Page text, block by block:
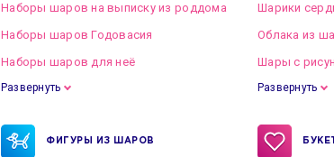
Наборы шаров на выписку из роддома
Наборы шаров Годовасия
Наборы шаров для неё
Развернуть
Шарики
Облака из
Шары с
Развернуть
ФИГУРЫ ИЗ ШАРОВ